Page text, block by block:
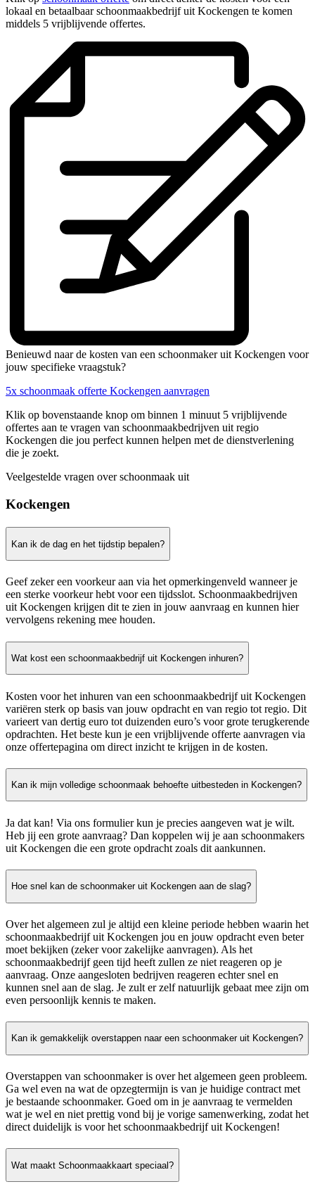
lokaal en betaalbaar schoonmaakbedrijf uit Kockengen te komen
middels 5 vrijblijvende offertes.
Benieuwd naar de kosten van een schoonmaker uit Kockengen voor
jouw specifieke vraagstuk?
5x schoonmaak offerte Kockengen aanvragen
Klik op bovenstaande knop om binnen 1 minuut 5 vrijblijvende
offertes aan te vragen van schoonmaakbedrijven uit regio
Kockengen die jou perfect kunnen helpen met de dienstverlening
die je zoekt.
Veelgestelde vragen over schoonmaak uit
Kockengen
Kan ik de dag en het tijdstip bepalen?
Geef zeker een voorkeur aan via het opmerkingenveld wanneer je
een sterke voorkeur hebt voor een tijdsslot. Schoonmaakbedrijven
uit Kockengen krijgen dit te zien in jouw aanvraag en kunnen hier
vervolgens rekening mee houden.
Wat kost een schoonmaakbedrijf uit Kockengen inhuren?
Kosten voor het inhuren van een schoonmaakbedrijf uit Kockengen
variëren sterk op basis van jouw opdracht en van regio tot regio. Dit
varieert van dertig euro tot duizenden euro’s voor grote terugkerende
opdrachten. Het beste kun je een vrijblijvende offerte aanvragen via
onze offertepagina om direct inzicht te krijgen in de kosten.
Kan ik mijn volledige schoonmaak behoefte uitbesteden in Kockengen?
Ja dat kan! Via ons formulier kun je precies aangeven wat je wilt.
Heb jij een grote aanvraag? Dan koppelen wij je aan schoonmakers
uit Kockengen die een grote opdracht zoals dit aankunnen.
Hoe snel kan de schoonmaker uit Kockengen aan de slag?
Over het algemeen zul je altijd een kleine periode hebben waarin het
schoonmaakbedrijf uit Kockengen jou en jouw opdracht even beter
moet bekijken (zeker voor zakelijke aanvragen). Als het
schoonmaakbedrijf geen tijd heeft zullen ze niet reageren op je
aanvraag. Onze aangesloten bedrijven reageren echter snel en
kunnen snel aan de slag. Je zult er zelf natuurlijk gebaat mee zijn om
even persoonlijk kennis te maken.
Kan ik gemakkelijk overstappen naar een schoonmaker uit Kockengen?
Overstappen van schoonmaker is over het algemeen geen probleem.
Ga wel even na wat de opzegtermijn is van je huidige contract met
je bestaande schoonmaker. Goed om in je aanvraag te vermelden
wat je wel en niet prettig vond bij je vorige samenwerking, zodat het
direct duidelijk is voor het schoonmaakbedrijf uit Kockengen!
Wat maakt Schoonmaakkaart speciaal?